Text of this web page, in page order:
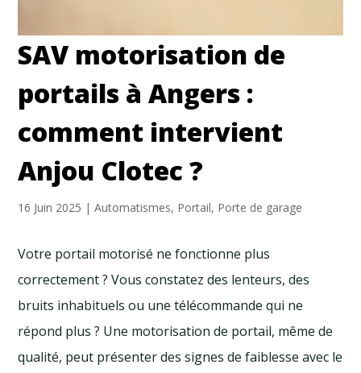
SAV motorisation de
portails à Angers :
comment intervient
Anjou Clotec ?
16 Juin 2025 |Automatismes, Portail, Porte de garage
Votre portail motorisé ne fonctionne plus
correctement ? Vous constatez des lenteurs, des
bruits inhabituels ou une télécommande qui ne
répond plus ? Une motorisation de portail, même de
qualité, peut présenter des signes de faiblesse avec le